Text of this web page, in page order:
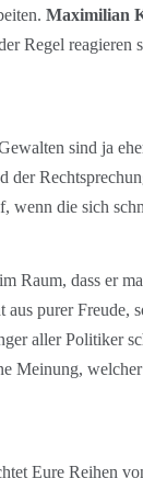
Maximilian
Regel
sind ja
wenn die sich
dass er
purer
aller Politiker
Meinung,
Eure Reihen